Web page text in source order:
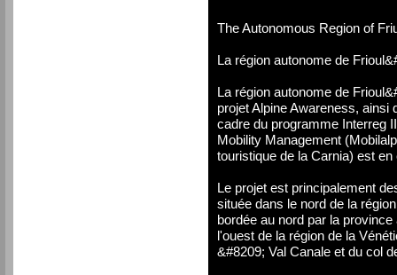
The Autonomous Region of
La région autonome de
La région autonome de
projet Alpine Awareness, ainsi
cadre du programme Interreg
Mobility Management
touristique de la Carnia) est
Le projet est principalement
située dans le nord de la
bordée au nord par la
l'ouest de la région de la
&#8209; Val Canale et du col